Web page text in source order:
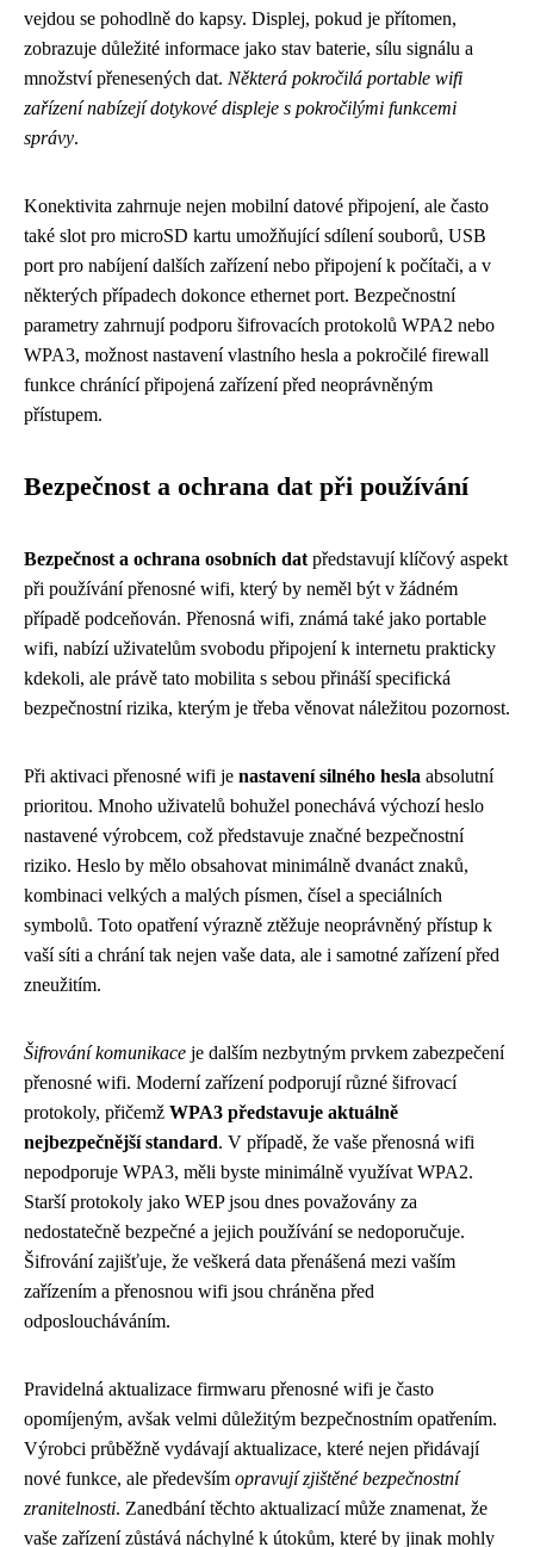
vejdou se pohodlně do kapsy. Displej, pokud je přítomen,
zobrazuje důležité informace jako stav baterie, sílu signálu a
množství přenesených dat. Některá pokročilá portable wifi
zařízení nabízejí dotykové displeje s pokročilými funkcemi
správy.
Konektivita zahrnuje nejen mobilní datové připojení, ale často
také slot pro microSD kartu umožňující sdílení souborů, USB
port pro nabíjení dalších zařízení nebo připojení k počítači, a v
některých případech dokonce ethernet port. Bezpečnostní
parametry zahrnují podporu šifrovacích protokolů WPA2 nebo
WPA3, možnost nastavení vlastního hesla a pokročilé firewall
funkce chránící připojená zařízení před neoprávněným
přístupem.
Bezpečnost a ochrana dat při používání
Bezpečnost a ochrana osobních dat představují klíčový aspekt
při používání přenosné wifi, který by neměl být v žádném
případě podceňován. Přenosná wifi, známá také jako portable
wifi, nabízí uživatelům svobodu připojení k internetu prakticky
kdekoli, ale právě tato mobilita s sebou přináší specifická
bezpečnostní rizika, kterým je třeba věnovat náležitou pozornost.
Při aktivaci přenosné wifi je nastavení silného hesla absolutní
prioritou. Mnoho uživatelů bohužel ponechává výchozí heslo
nastavené výrobcem, což představuje značné bezpečnostní
riziko. Heslo by mělo obsahovat minimálně dvanáct znaků,
kombinaci velkých a malých písmen, čísel a speciálních
symbolů. Toto opatření výrazně ztěžuje neoprávněný přístup k
vaší síti a chrání tak nejen vaše data, ale i samotné zařízení před
zneužitím.
Šifrování komunikace je dalším nezbytným prvkem zabezpečení
přenosné wifi. Moderní zařízení podporují různé šifrovací
protokoly, přičemž WPA3 představuje aktuálně
nejbezpečnější standard. V případě, že vaše přenosná wifi
nepodporuje WPA3, měli byste minimálně využívat WPA2.
Starší protokoly jako WEP jsou dnes považovány za
nedostatečně bezpečné a jejich používání se nedoporučuje.
Šifrování zajišťuje, že veškerá data přenášená mezi vaším
zařízením a přenosnou wifi jsou chráněna před
odposloucháváním.
Pravidelná aktualizace firmwaru přenosné wifi je často
opomíjeným, avšak velmi důležitým bezpečnostním opatřením.
Výrobci průběžně vydávají aktualizace, které nejen přidávají
nové funkce, ale především opravují zjištěné bezpečnostní
zranitelnosti. Zanedbání těchto aktualizací může znamenat, že
vaše zařízení zůstává náchylné k útokům, které by jinak mohly